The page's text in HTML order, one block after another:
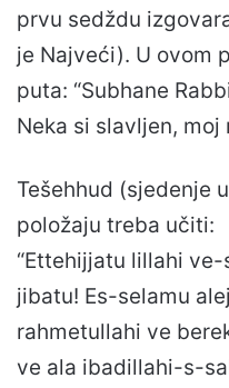
prvu sedždu
je Najveći). U ovom
puta: “Subhane
Neka si slavljen, moj
Tešehhud (sjedenje
položaju treba učiti:
“Ettehijjatu lillahi
jibatu! Es-selamu
rahmetullahi ve
ve ala ibadillahi-s-